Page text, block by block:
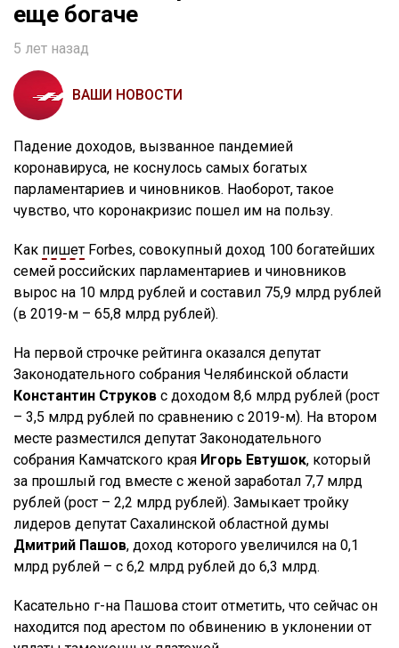
еще богаче
5 лет назад
ВАШИ НОВОСТИ
Падение доходов, вызванное пандемией
коронавируса, не коснулось самых богатых
парламентариев и чиновников. Наоборот, такое
чувство, что коронакризис пошел им на пользу.
Как пишет Forbes, совокупный доход 100 богатейших
семей российских парламентариев и чиновников
вырос на 10 млрд рублей и составил 75,9 млрд рублей
(в 2019-м – 65,8 млрд рублей).
На первой строчке рейтинга оказался депутат
Законодательного собрания Челябинской области
Константин Струков с доходом 8,6 млрд рублей (рост
– 3,5 млрд рублей по сравнению с 2019-м). На втором
месте разместился депутат Законодательного
собрания Камчатского края Игорь Евтушок, который
за прошлый год вместе с женой заработал 7,7 млрд
рублей (рост – 2,2 млрд рублей). Замыкает тройку
лидеров депутат Сахалинской областной думы
Дмитрий Пашов, доход которого увеличился на 0,1
млрд рублей – с 6,2 млрд рублей до 6,3 млрд.
Касательно г-на Пашова стоит отметить, что сейчас он
находится под арестом по обвинению в уклонении от